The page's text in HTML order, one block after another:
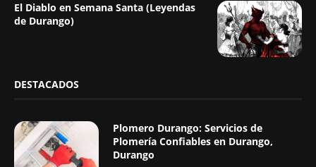
El Diablo en Semana Santa (Leyendas
de Durango)
DESTACADOS
Plomero Durango: Servicios de
Plomería Confiables en Durango,
Durango